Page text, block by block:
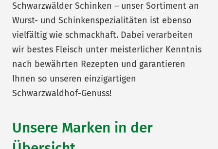
Schwarzwälder Schinken – unser Sortiment an
Wurst- und Schinkenspezialitäten ist ebenso
vielfältig wie schmackhaft. Dabei verarbeiten
wir bestes Fleisch unter meisterlicher Kenntnis
nach bewährten Rezepten und garantieren
Ihnen so unseren einzigartigen
Schwarzwaldhof-Genuss!
Unsere Marken in der